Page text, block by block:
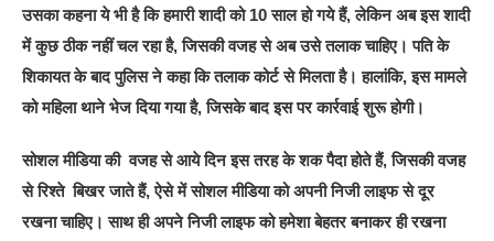
उसका कहना ये भी है कि हमारी शादी को 10 साल हो गये हैं, लेकिन अब इस शादी
में कुछ ठीक नहीं चल रहा है, जिसकी वजह से अब उसे तलाक चाहिए। पति के
शिकायत के बाद पुलिस ने कहा कि तलाक कोर्ट से मिलता है। हालांकि, इस मामले
को महिला थाने भेज दिया गया है, जिसके बाद इस पर कार्रवाई शुरू होगी।
सोशल मीडिया की वजह से आये दिन इस तरह के शक पैदा होते हैं, जिसकी वजह
से रिश्ते बिखर जाते हैं, ऐसे में सोशल मीडिया को अपनी निजी लाइफ से दूर
रखना चाहिए। साथ ही अपने निजी लाइफ को हमेशा बेहतर बनाकर ही रखना